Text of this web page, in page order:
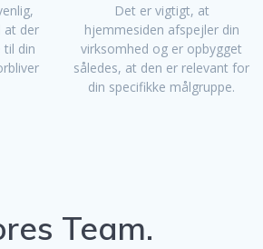
at der
til din
Det er vigtigt, at
hjemmesiden afspejler din
virksomhed og er opbygget
således, at den er relevant for
din specifikke målgruppe.
Team.